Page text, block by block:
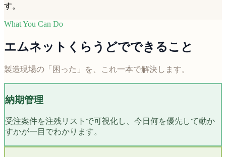
す。
What You Can Do
エムネットくらうどでできること
製造現場の「困った」を、これ一本で解決します。
納期管理
受注案件を注残リストで可視化し、今日何を優先して動か
すかが一目でわかります。